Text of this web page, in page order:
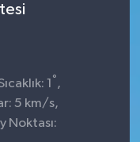
1 ° ,
5 km/s,
Noktası: